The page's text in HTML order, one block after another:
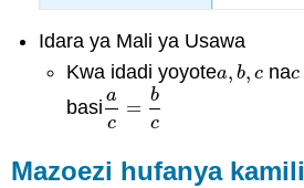
Idara ya Mali ya Usawa
Kwa idadi yoyotea, b, c
a, b,c nac
c
basi
a
c
=
b
c
ac =b c
Mazoezi hufanya kamili